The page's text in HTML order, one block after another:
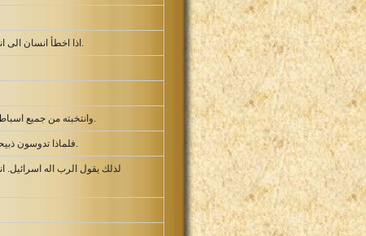
اذا اخطأ انسان الى انسان يدينه الله فان اخطأ انسان الى الرب فمن يصلي من اجله. ولم يسمعوا لصوت ابيهم لان الرب شاء ان يميتهم.
وانتخبته من جميع اسباط اسرائيل لي كاهنا ليصعد على مذبحي ويوقد بخورا ويلبس افودا امامي ودفعت لبيت ابيك جميع وقائد بني اسرائيل.
فلماذا تدوسون ذبيحتي وتقدمتي التي امرت بها في المسكن وتكرم بنيك عليّ لكي تسمنوا انفسكم باوائل كل تقدمات اسرائيل شعبي.
لذلك يقول الرب اله اسرائيل.